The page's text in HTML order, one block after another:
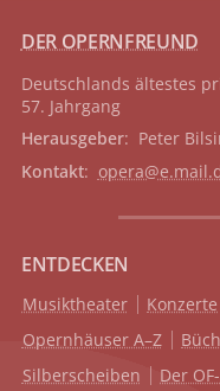
DER OPERNFREUND
Deutschlands ältestes
57. Jahrgang
Herausgeber: Peter
Kontakt:
ENTDECKEN
Musiktheater Konzerte
Opernhäuser A–Z
Silberscheiben
Der